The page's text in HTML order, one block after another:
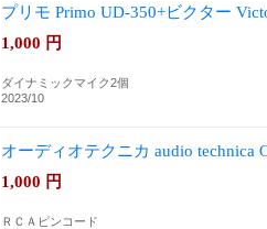
プリモ Primo UD-350+ビクター
1,000 円
ダイナミックマイク2個
2023/10
オーディオテクニカ audio technica
1,000 円
ＲＣＡピンコード